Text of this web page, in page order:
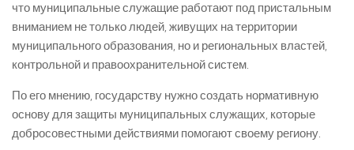
что муниципальные служащие работают под пристальным
вниманием не только людей, живущих на территории
муниципального образования, но и региональных властей,
контрольной и правоохранительной систем.
По его мнению, государству нужно создать нормативную
основу для защиты муниципальных служащих, которые
добросовестными действиями помогают своему региону.